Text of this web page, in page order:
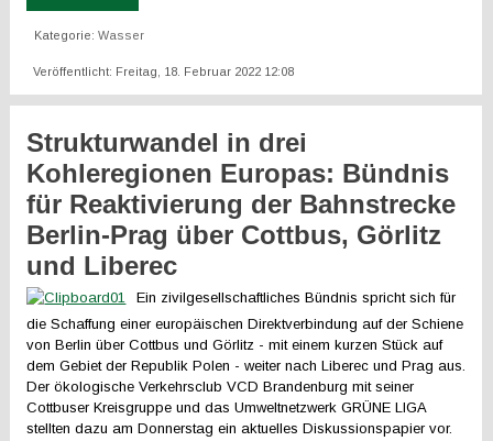
Kategorie:Wasser
Veröffentlicht: Freitag, 18. Februar 2022 12:08
Strukturwandel in drei
Kohleregionen Europas: Bündnis
für Reaktivierung der Bahnstrecke
Berlin-Prag über Cottbus, Görlitz
und Liberec
Ein zivilgesellschaftliches Bündnis spricht sich für
die Schaffung einer europäischen Direktverbindung auf der Schiene
von Berlin über Cottbus und Görlitz - mit einem kurzen Stück auf
dem Gebiet der Republik Polen - weiter nach Liberec und Prag aus.
Der ökologische Verkehrsclub VCD Brandenburg mit seiner
Cottbuser Kreisgruppe und das Umweltnetzwerk GRÜNE LIGA
stellten dazu am Donnerstag ein aktuelles Diskussionspapier vor.